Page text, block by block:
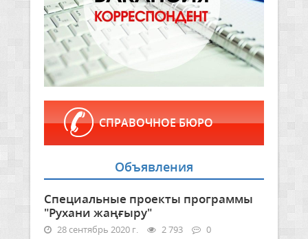
СПРАВОЧНОЕ БЮРО
Объявления
Специальные проекты программы
"Рухани жаңғыру"
28 сентябрь 2020 г. 2 793 0